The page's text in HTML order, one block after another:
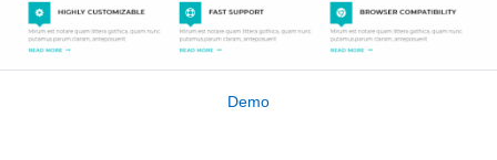
Demo